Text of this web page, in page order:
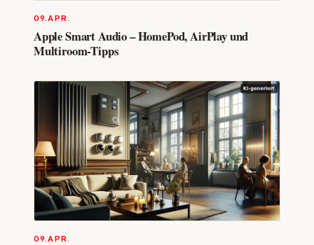
09.APR.
Apple Smart Audio – HomePod, AirPlay und
Multiroom-Tipps
09.APR.